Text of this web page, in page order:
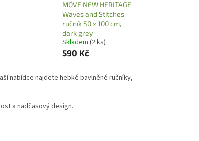
MÖVE NEW HERITAGE
Waves and Stitches
ručník 50 × 100 cm,
dark grey
Skladem (2 ks)
590 Kč
nabídce najdete hebké bavlněné ručníky,
a nadčasový design.